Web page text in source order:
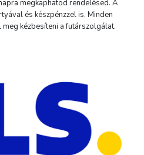
megkaphatod rendelésed. A
és készpénzzel is. Minden
kézbesíteni a futárszolgálat.